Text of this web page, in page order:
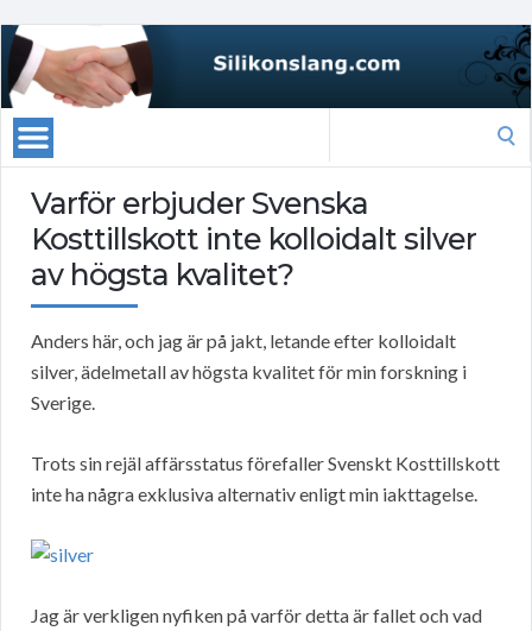
Varför erbjuder Svenska
Kosttillskott inte kolloidalt silver
av högsta kvalitet?
Anders här, och jag är på jakt, letande efter kolloidalt
silver, ädelmetall av högsta kvalitet för min forskning i
Sverige.
Trots sin rejäl affärsstatus förefaller Svenskt Kosttillskott
inte ha några exklusiva alternativ enligt min iakttagelse.
Jag är verkligen nyfiken på varför detta är fallet och vad